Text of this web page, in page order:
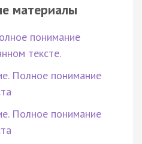
материалы
понимание
тексте.
Полное понимание
Полное понимание